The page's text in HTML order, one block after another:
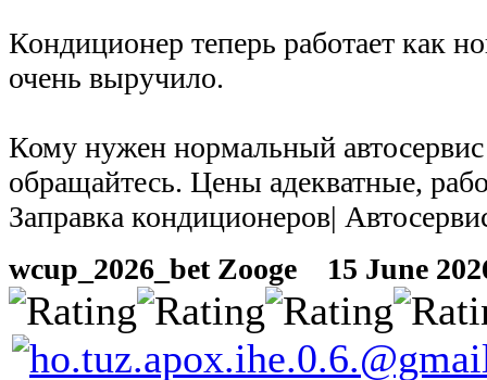
Кондиционер теперь работает как
очень выручило.
Кому нужен нормальный
обращайтесь. Цены адекватные,
Заправка кондиционеров|
wcup_2026_bet Zooge
15 June